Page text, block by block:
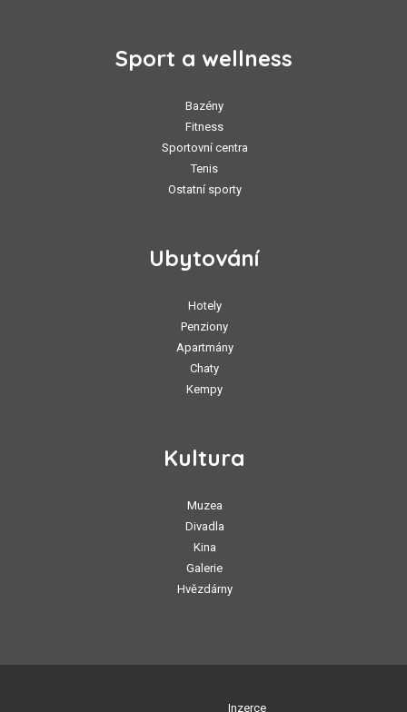
Sport a wellness
Bazény
Fitness
Sportovní centra
Tenis
Ostatní sporty
Ubytování
Hotely
Penziony
Apartmány
Chaty
Kempy
Kultura
Muzea
Divadla
Kina
Galerie
Hvězdárny
Inzerce